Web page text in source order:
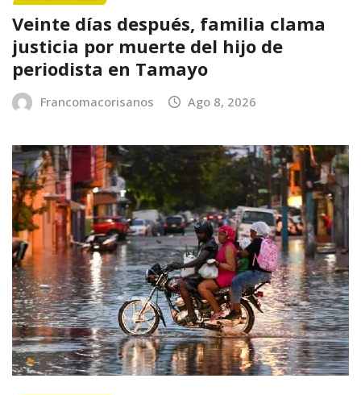
Veinte días después, familia clama
justicia por muerte del hijo de
periodista en Tamayo
Francomacorisanos Ago 8, 2026